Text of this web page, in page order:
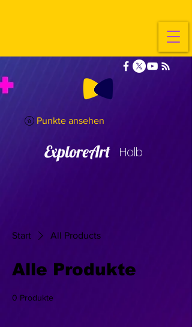
ExploreArt Halb
Punkte ansehen
Start All Products
Alle Produkte
0 Produkte